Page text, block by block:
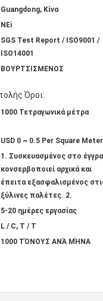
Guangdong, Κίνα
NEi
SGS Test Report / ISO9001 /
ISO14001
ΒΟΥΡΤΣΙΣΜΕΝΟΣ
Όροι:
1000 Τετραγωνικά μέτρα
USD 0 ~ 0.5 Per Square Meter
1. Συσκευασμένος στο
κονσερβοποιεί αρχικά και
έπειτα εξασφαλισμένος
ξύλινες παλέτες. 2.
5-20 ημέρες εργασίας
L / C, T / T
1000 ΤΌΝΟΥΣ ΑΝΆ ΜΉΝΑ